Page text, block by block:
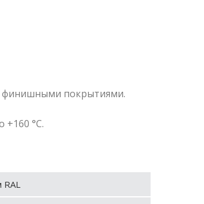
финишными покрытиями.
°С.
RAL